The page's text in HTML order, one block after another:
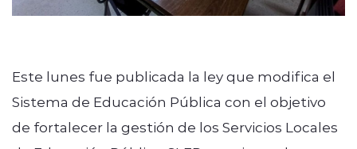
Este lunes fue publicada la ley que modifica el
Sistema de Educación Pública con el objetivo
de fortalecer la gestión de los Servicios Locales